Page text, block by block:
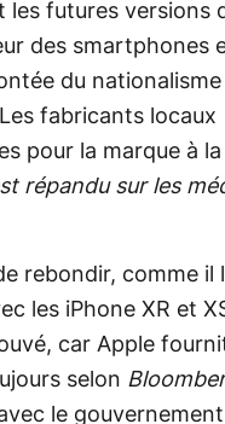
les futures versions
des smartphones
du nationalisme
fabricants locaux
pour la marque à
répandu sur les
rebondir, comme il
les iPhone XR et
car Apple
selon
le